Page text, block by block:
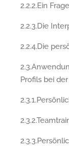
2.2.2.Ein
2.2.3.Die
2.2.4.Die
Profils bei